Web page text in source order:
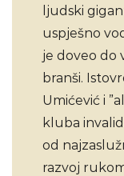
ljudski
uspješno
je doveo do
branši.
Umićević i
kluba
od
razvoj